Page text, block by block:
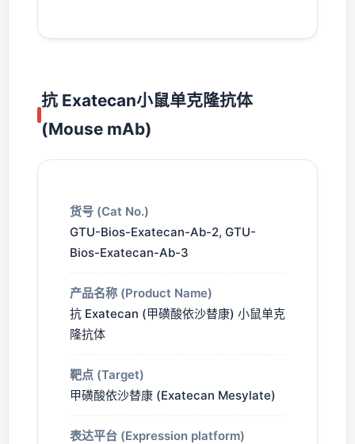
抗 Exatecan小鼠单克隆抗体
(Mouse mAb)
货号 (Cat No.)
GTU-Bios-Exatecan-Ab-2, GTU-
Bios-Exatecan-Ab-3
产品名称 (Product Name)
抗 Exatecan (甲磺酸依沙替康) 小鼠单克
隆抗体
靶点 (Target)
甲磺酸依沙替康 (Exatecan Mesylate)
表达平台 (Expression platform)